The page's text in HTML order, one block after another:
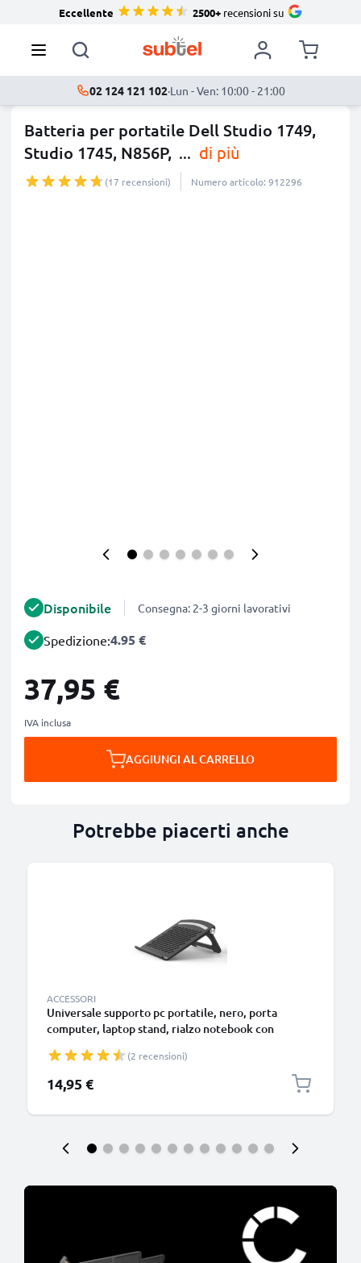
Eccellente 2500+recensioni su
02 124 121 102·Lun - Ven: 10:00 - 21:00
Batteria per portatile Dell Studio 1749,
Studio 1745, N856P, ... di più
(17 recensioni) Numero articolo: 912296
Disponibile Consegna: 2-3 giorni lavorativi
Spedizione:4.95 €
37,95 €
IVA inclusa
AGGIUNGI AL CARRELLO
Potrebbe piacerti anche
ACCESSORI
Universale supporto pc portatile, nero, porta
computer, laptop stand, rialzo notebook con
più comoda – per portatile da 13” ai 17,3 pollici
(2 recensioni)
14,95 €